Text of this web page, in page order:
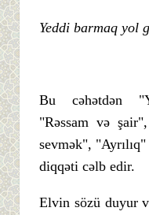
Yeddi barmaq yol
Bu cəhətdən
"Rəssam və
sevmək",
diqqəti cəlb edir.
Elvin sözü duyur